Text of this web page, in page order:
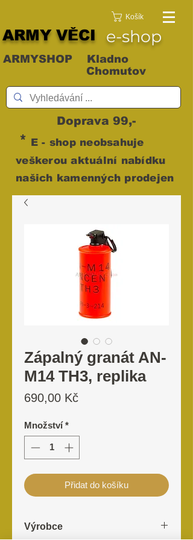
Košík
e-shop
ARMY VĚCI
ARMYSHOP Kladno
Chomutov
Doprava 99,-
* E - shop neobsahuje
veškerou aktuální nabídku
našich kamenných prodejen
Zápalný granát AN-
M14 TH3, replika
690,00 KčCena
Množství *
Přidat do košíku
Výrobce